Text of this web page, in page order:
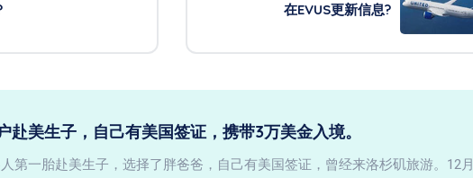
在EVUS更新信息?
赴美生子，自己有美国签证，携带3万美金入境。
第一胎赴美生子，选择了胖爸爸，自己有美国签证，曾经来洛杉矶旅游。12月